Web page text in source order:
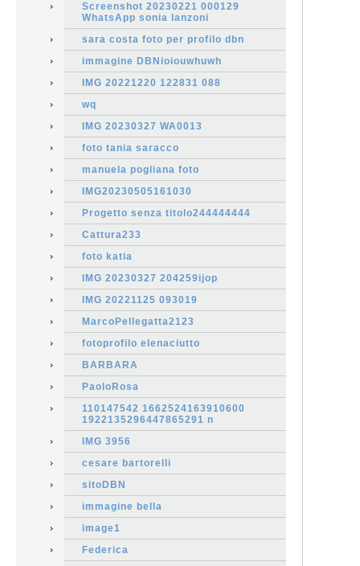
Screenshot 20230221 000129
WhatsApp sonia lanzoni
sara costa foto per profilo dbn
immagine DBNioiouwhuwh
IMG 20221220 122831 088
wq
IMG 20230327 WA0013
foto tania saracco
manuela pogliana foto
IMG20230505161030
Progetto senza titolo244444444
Cattura233
foto katia
IMG 20230327 204259ijop
IMG 20221125 093019
MarcoPellegatta2123
fotoprofilo elenaciutto
BARBARA
PaoloRosa
110147542 1662524163910600
1922135296447865291 n
IMG 3956
cesare bartorelli
sitoDBN
immagine bella
image1
Federica